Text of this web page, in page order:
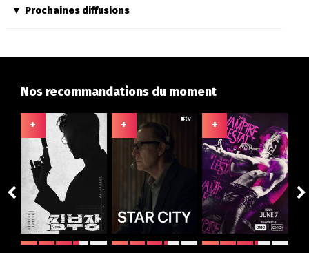
Prochaines diffusions
Nos recommandations du moment
+ + +